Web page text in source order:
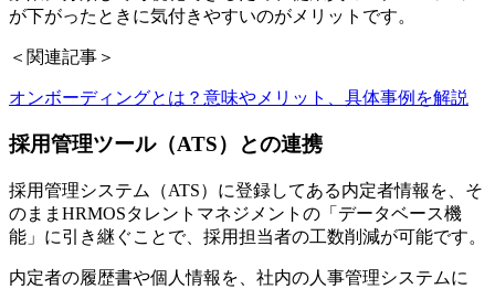
が下がったときに気付きやすいのがメリットです。
＜関連記事＞
オンボーディングとは？意味やメリット、具体事例を解説
採用管理ツール（ATS）との連携
採用管理システム（ATS）に登録してある内定者情報を、そ
のままHRMOSタレントマネジメントの「データベース機
能」に引き継ぐことで、採用担当者の工数削減が可能です。
内定者の履歴書や個人情報を、社内の人事管理システムに